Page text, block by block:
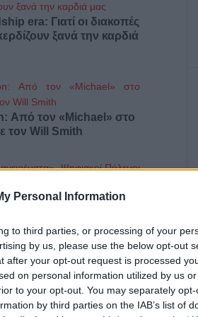
Personal Information
to third parties, or processing of your
by us, please use the below opt-out
after your opt-out request is processed
on personal information utilized by us
to your opt-out. You may separately
by third parties on the IAB’s list of
era: Γιατί οι διακοπές
ξανά την καρδιά
Από τον «Michael» στο
τον Will Smith
Τσουνάμι Αλλαγών: Η
την
Media